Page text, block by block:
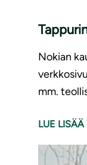
Nokian
mm.
LUE LISÄÄ